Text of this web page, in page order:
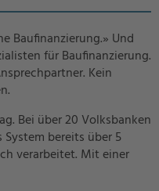
Baufinanzierung.» Und
für Baufinanzierung.
Kein
Bei über 20 Volksbanken
bereits über 5
verarbeitet. Mit einer